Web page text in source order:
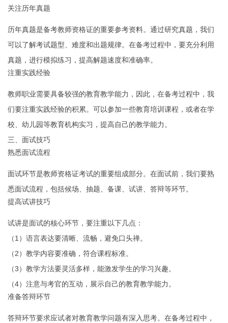
关注历年真题
历年真题是备考教师资格证的重要参考资料。通过研究真题，我们
可以了解考试题型、难度和出题规律。在备考过程中，要充分利用
真题，进行模拟练习，提高解题速度和准确率。
注重实践经验
教师职业需要具备较强的教育教学能力，因此，在备考过程中，我
们要注重实践经验的积累。可以参加一些教育培训课程，或者在学
校、幼儿园等教育机构实习，提高自己的教学能力。
三、面试技巧
熟悉面试流程
面试环节是教师资格证考试的重要组成部分。在面试前，我们要熟
悉面试流程，包括候场、抽题、备课、试讲、答辩等环节。
提高试讲技巧
试讲是面试的核心环节，要注重以下几点：
（1）语言表达要清晰、流畅，避免口头禅。
（2）教学内容要准确，符合课程标准。
（3）教学方法要灵活多样，能激发学生的学习兴趣。
（4）注意与考官的互动，展示自己的教育教学能力。
准备答辩环节
答辩环节要求应试者对教育教学问题有深入思考。在备考过程中，